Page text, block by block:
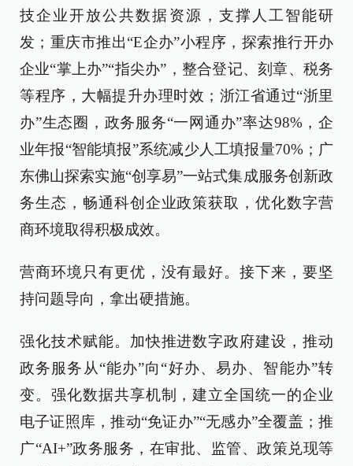
技企业开放公共数据资源，支撑人工智能研
发；重庆市推出“E企办”小程序，探索推行开办
企业“掌上办”“指尖办”，整合登记、刻章、税务
等程序，大幅提升办理时效；浙江省通过“浙里
办”生态圈，政务服务“一网通办”率达98%，企
业年报“智能填报”系统减少人工填报量70%；广
东佛山探索实施“创享易”一站式集成服务创新政
务生态，畅通科创企业政策获取，优化数字营
商环境取得积极成效。
营商环境只有更优，没有最好。接下来，要坚
持问题导向，拿出硬措施。
强化技术赋能。加快推进数字政府建设，推动
政务服务从“能办”向“好办、易办、智能办”转
变。强化数据共享机制，建立全国统一的企业
电子证照库，推动“免证办”“无感办”全覆盖；推
广“AI+”政务服务，在审批、监管、政策兑现等